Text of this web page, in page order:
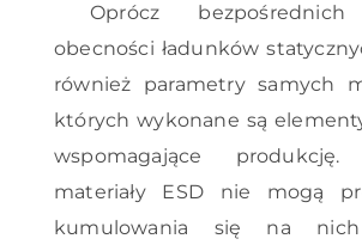
Oprócz
obecności ładunków
również parametry samych
których wykonane są
wspomagające produkcję.
materiały ESD nie mogą
kumulowania się na nich